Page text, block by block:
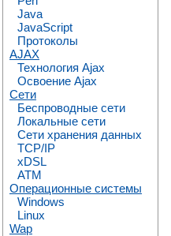
Java
JavaScript
Протоколы
AJAX
Технология Ajax
Освоение Ajax
Сети
Беспроводные сети
Локальные сети
Сети хранения данных
TCP/IP
xDSL
ATM
Операционные системы
Windows
Linux
Wap